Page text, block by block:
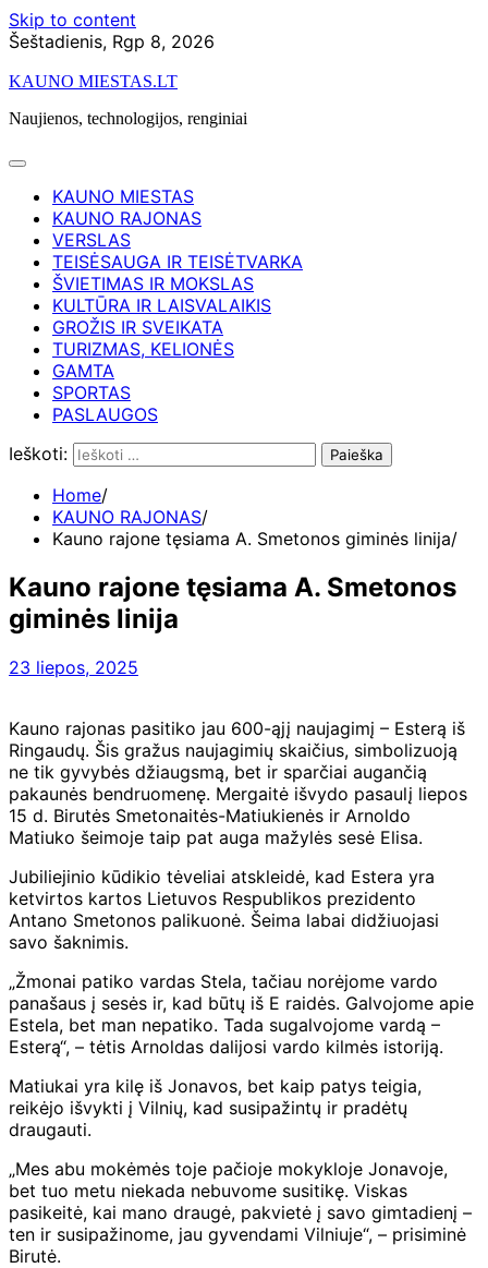
Skip to content
Šeštadienis, Rgp 8, 2026
KAUNO MIESTAS.LT
Naujienos, technologijos, renginiai
KAUNO MIESTAS
KAUNO RAJONAS
VERSLAS
TEISĖSAUGA IR TEISĖTVARKA
ŠVIETIMAS IR MOKSLAS
KULTŪRA IR LAISVALAIKIS
GROŽIS IR SVEIKATA
TURIZMAS, KELIONĖS
GAMTA
SPORTAS
PASLAUGOS
Ieškoti:
Home
KAUNO RAJONAS
Kauno rajone tęsiama A. Smetonos giminės linija
Kauno rajone tęsiama A. Smetonos
giminės linija
23 liepos, 2025
Kauno rajonas pasitiko jau 600-ąjį naujagimį – Esterą iš
Ringaudų. Šis gražus naujagimių skaičius, simbolizuoją
ne tik gyvybės džiaugsmą, bet ir sparčiai augančią
pakaunės bendruomenę. Mergaitė išvydo pasaulį liepos
15 d. Birutės Smetonaitės-Matiukienės ir Arnoldo
Matiuko šeimoje taip pat auga mažylės sesė Elisa.
Jubiliejinio kūdikio tėveliai atskleidė, kad Estera yra
ketvirtos kartos Lietuvos Respublikos prezidento
Antano Smetonos palikuonė. Šeima labai didžiuojasi
savo šaknimis.
„Žmonai patiko vardas Stela, tačiau norėjome vardo
panašaus į sesės ir, kad būtų iš E raidės. Galvojome apie
Estela, bet man nepatiko. Tada sugalvojome vardą –
Esterą“, – tėtis Arnoldas dalijosi vardo kilmės istoriją.
Matiukai yra kilę iš Jonavos, bet kaip patys teigia,
reikėjo išvykti į Vilnių, kad susipažintų ir pradėtų
draugauti.
„Mes abu mokėmės toje pačioje mokykloje Jonavoje,
bet tuo metu niekada nebuvome susitikę. Viskas
pasikeitė, kai mano draugė, pakvietė į savo gimtadienį –
ten ir susipažinome, jau gyvendami Vilniuje“, – prisiminė
Birutė.